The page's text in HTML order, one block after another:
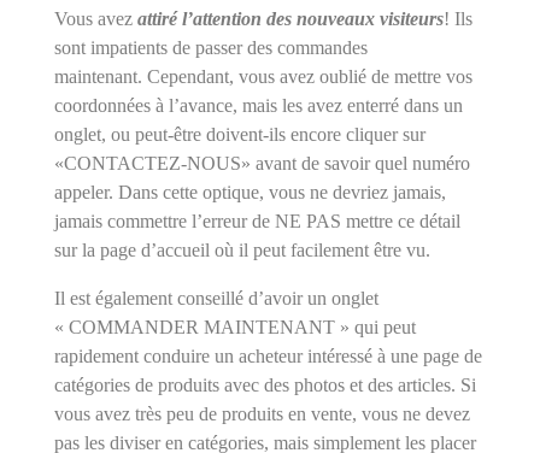
Vous avez attiré l’attention des nouveaux visiteurs! Ils
sont impatients de passer des commandes
maintenant. Cependant, vous avez oublié de mettre vos
coordonnées à l’avance, mais les avez enterré dans un
onglet, ou peut-être doivent-ils encore cliquer sur
«CONTACTEZ-NOUS» avant de savoir quel numéro
appeler. Dans cette optique, vous ne devriez jamais,
jamais commettre l’erreur de NE PAS mettre ce détail
sur la page d’accueil où il peut facilement être vu.
Il est également conseillé d’avoir un onglet
« COMMANDER MAINTENANT » qui peut
rapidement conduire un acheteur intéressé à une page de
catégories de produits avec des photos et des articles. Si
vous avez très peu de produits en vente, vous ne devez
pas les diviser en catégories, mais simplement les placer